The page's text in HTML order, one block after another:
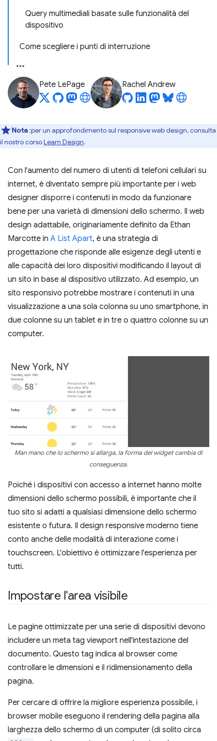
Query multimediali basate sulle funzionalità del
dispositivo
Come scegliere i punti di interruzione
Pete LePage Rachel Andrew
Nota :per un approfondimento sul responsive web design, consulta
il nostro corsoLearn Design.
Con l'aumento del numero di utenti di telefoni cellulari su
internet, è diventato sempre più importante per i web
designer disporre i contenuti in modo da funzionare
bene per una varietà di dimensioni dello schermo. Il web
design adattabile, originariamente definito da Ethan
Marcotte in A List Apart, è una strategia di
progettazione che risponde alle esigenze degli utenti e
alle capacità dei loro dispositivi modificando il layout di
un sito in base al dispositivo utilizzato. Ad esempio, un
sito responsivo potrebbe mostrare i contenuti in una
visualizzazione a una sola colonna su uno smartphone, in
due colonne su un tablet e in tre o quattro colonne su un
computer.
Man mano che lo schermo si allarga, la forma del widget cambia di
conseguenza.
Poiché i dispositivi con accesso a internet hanno molte
dimensioni dello schermo possibili, è importante che il
tuo sito si adatti a qualsiasi dimensione dello schermo
esistente o futura. Il design responsive moderno tiene
conto anche delle modalità di interazione come i
touchscreen. L'obiettivo è ottimizzare l'esperienza per
tutti.
Impostare l'area visibile
Le pagine ottimizzate per una serie di dispositivi devono
includere un meta tag viewport nell'intestazione del
documento. Questo tag indica al browser come
controllare le dimensioni e il ridimensionamento della
pagina.
Per cercare di offrire la migliore esperienza possibile, i
browser mobile eseguono il rendering della pagina alla
larghezza dello schermo di un computer (di solito circa